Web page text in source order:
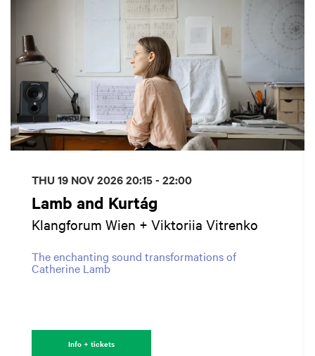
Lamb and Kurtág
Klangforum Wien + Viktoriia Vitrenko
The enchanting sound transformations of
Catherine Lamb
THU 19 NOV 202620:15 - 22:00
Info + tickets